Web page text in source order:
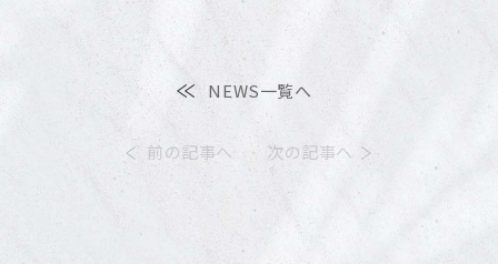
ONLINE SHOP
COMPANY
PRIVACY POILICY
NEWS一覧へ
前の記事へ 次の記事へ